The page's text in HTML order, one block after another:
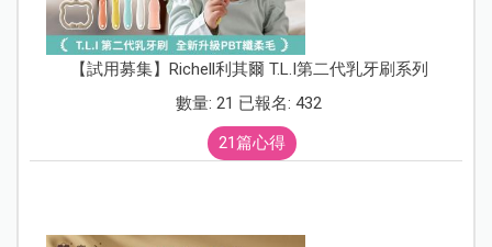
【試用募集】Richell利其爾 T.L.I第二代乳牙刷系列
數量: 21 已報名: 432
21篇心得